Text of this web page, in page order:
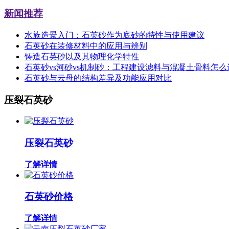
新闻推荐
水族造景入门：石英砂作为底砂的特性与使用建议
石英砂在装修材料中的应用与辨别
铸造石英砂以及其物理化学特性
石英砂vs河砂vs机制砂：工程建设滤料与混凝土骨料怎
石英砂与云母的结构差异及功能应用对比
压裂石英砂
压裂石英砂
了解详情
石英砂价格
了解详情